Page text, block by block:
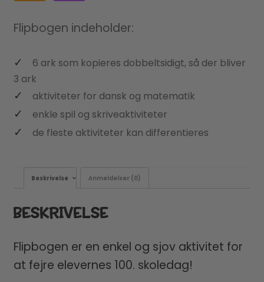
Flipbogen indeholder:
6 ark som kopieres dobbeltsidigt, så der bliver
3 ark
aktiviteter for dansk og matematik
enkle spil og skriveaktiviteter
de fleste aktiviteter kan differentieres
Beskrivelse Anmeldelser (0)
BESKRIVELSE
Flipbogen er en enkel og sjov aktivitet for
at fejre elevernes 100. skoledag!